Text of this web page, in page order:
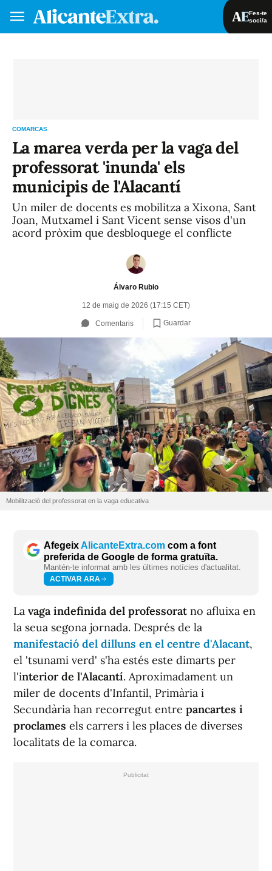
Fes-te
soci/a
COMARCAS
La marea verda per la vaga del
professorat 'inunda' els
municipis de l'Alacantí
Un miler de docents es mobilitza a Xixona, Sant
Joan, Mutxamel i Sant Vicent sense visos d'un
acord pròxim que desbloquege el conflicte
Álvaro Rubio
12 de maig de 2026 (17:15 CET)
Comentaris Guardar
Mobilització del professorat en la vaga educativa
AfegeixAlicanteExtra.com com a font
preferida de Google de forma gratuïta.
Mantén-te informat amb les últimes notícies d'actualitat.
ACTIVAR ARA
La vaga indefinida del professoratno afluixa en
la seua segona jornada. Després de la
manifestació del dilluns en el centre d'Alacant,
el 'tsunami verd' s'ha estés este dimarts per
l'interior de l'Alacantí. Aproximadament un
miler de docents d'Infantil, Primària i
Secundària han recorregut entre pancartes i
proclames els carrers i les places de diverses
localitats de la comarca.